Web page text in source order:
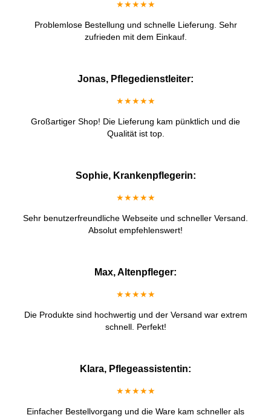
★★★★★
Problemlose Bestellung und schnelle Lieferung. Sehr
zufrieden mit dem Einkauf.
Jonas, Pflegedienstleiter:
★★★★★
Großartiger Shop! Die Lieferung kam pünktlich und die
Qualität ist top.
Sophie, Krankenpflegerin:
★★★★★
Sehr benutzerfreundliche Webseite und schneller Versand.
Absolut empfehlenswert!
Max, Altenpfleger:
★★★★★
Die Produkte sind hochwertig und der Versand war extrem
schnell. Perfekt!
Klara, Pflegeassistentin:
★★★★★
Einfacher Bestellvorgang und die Ware kam schneller als